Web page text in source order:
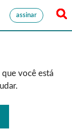
assinar
você está